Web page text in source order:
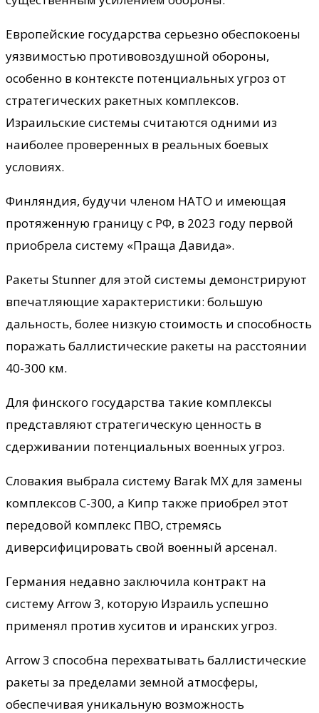
Европейские государства серьезно обеспокоены
уязвимостью противовоздушной обороны,
особенно в контексте потенциальных угроз от
стратегических ракетных комплексов.
Израильские системы считаются одними из
наиболее проверенных в реальных боевых
условиях.
Финляндия, будучи членом НАТО и имеющая
протяженную границу с РФ, в 2023 году первой
приобрела систему «Праща Давида».
Ракеты Stunner для этой системы демонстрируют
впечатляющие характеристики: большую
дальность, более низкую стоимость и способность
поражать баллистические ракеты на расстоянии
40-300 км.
Для финского государства такие комплексы
представляют стратегическую ценность в
сдерживании потенциальных военных угроз.
Словакия выбрала систему Barak MX для замены
комплексов С-300, а Кипр также приобрел этот
передовой комплекс ПВО, стремясь
диверсифицировать свой военный арсенал.
Германия недавно заключила контракт на
систему Arrow 3, которую Израиль успешно
применял против хуситов и иранских угроз.
Arrow 3 способна перехватывать баллистические
ракеты за пределами земной атмосферы,
обеспечивая уникальную возможность